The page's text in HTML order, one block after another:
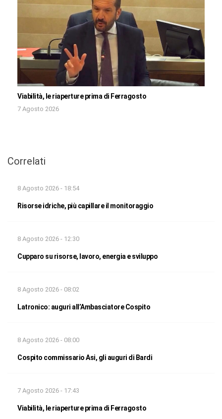
Viabilità, le riaperture prima di Ferragosto
7 Agosto 2026
Correlati
8 Agosto 2026 - 18:54
Risorse idriche, più capillare il monitoraggio
8 Agosto 2026 - 12:30
Cupparo su risorse, lavoro, energia e sviluppo
8 Agosto 2026 - 08:02
Latronico: auguri all’Ambasciatore Cospito
8 Agosto 2026 - 08:00
Cospito commissario Asi, gli auguri di Bardi
7 Agosto 2026 - 17:43
Viabilità, le riaperture prima di Ferragosto